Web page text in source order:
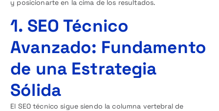
y posicionarte en la cima de los resultados.
1. SEO Técnico
Avanzado: Fundamento
de una Estrategia
Sólida
El SEO técnico sigue siendo la columna vertebral de